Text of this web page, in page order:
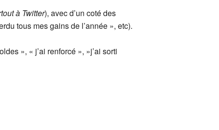
à Twitter), avec d’un coté des
tous mes gains de l’année », etc).
», « j’ai renforcé », »j’ai sorti